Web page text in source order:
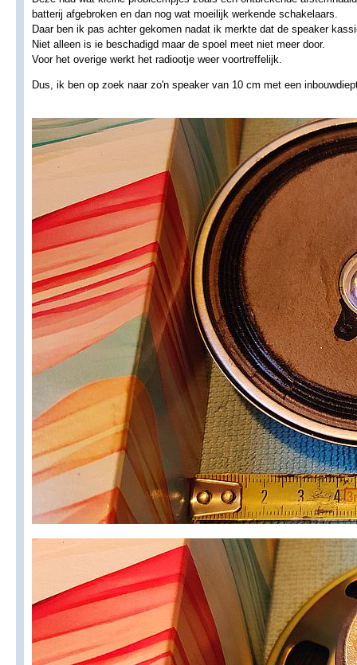
batterij afgebroken en dan nog wat moeilijk werkende schakelaars.
Daar ben ik pas achter gekomen nadat ik merkte dat de speaker
Niet alleen is ie beschadigd maar de spoel meet niet meer door.
Voor het overige werkt het radiootje weer voortreffelijk.
Dus, ik ben op zoek naar zo'n speaker van 10 cm met een